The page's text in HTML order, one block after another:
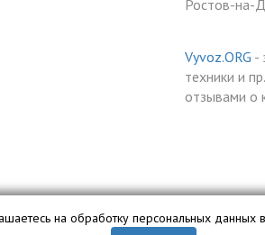
Ростов-на-
Vyvoz.ORG -
техники и
отзывами о
на обработку персональных данных